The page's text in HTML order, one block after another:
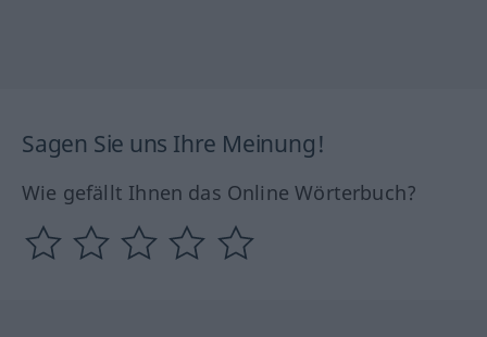
Sagen Sie uns Ihre Meinung!
Wie gefällt Ihnen das Online Wörterbuch?